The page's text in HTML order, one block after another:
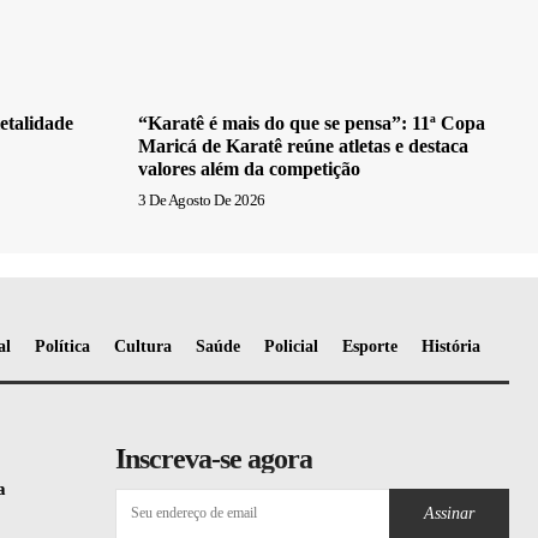
“Karatê é mais do que se pensa”: 11ª Copa
Maricá de Karatê reúne atletas e destaca
valores além da competição
3 De Agosto De 2026
Política Cultura Saúde Policial Esporte História
Inscreva-se agora
Assinar